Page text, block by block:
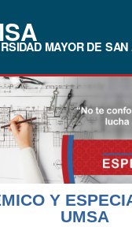
MAYOR DE
Y
UMSA